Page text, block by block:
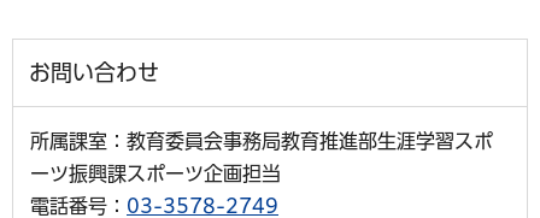
お問い合わせ
所属課室：教育委員会事務局教育推進部生涯学習スポ
ーツ振興課スポーツ企画担当
電話番号： 03-3578-2749